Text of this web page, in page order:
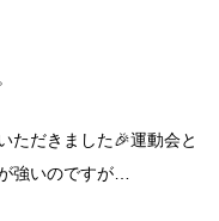
ただきました🎉運動会と
強いのですが…